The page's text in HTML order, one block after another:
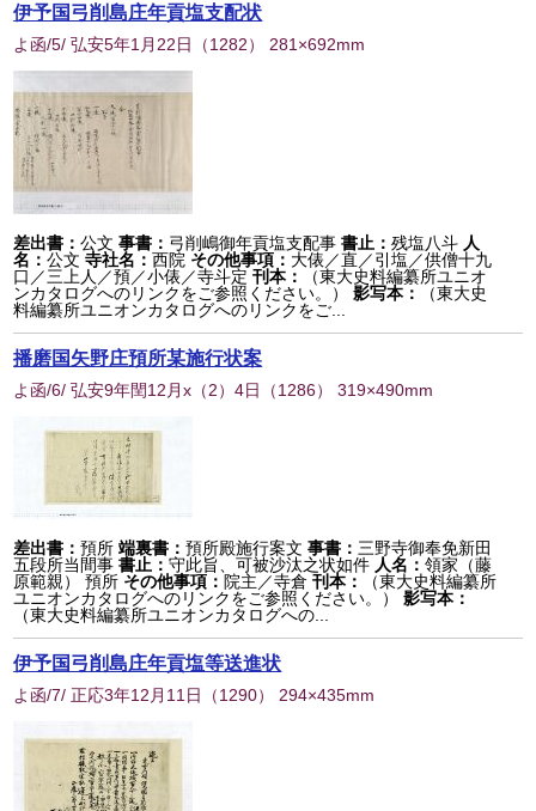
伊予国弓削島庄年貢塩支配状
よ函/5/ 弘安5年1月22日 （1282） 281×692mm
差出書：公文 事書： 弓削嶋御年貢塩支配事 書止：残塩八斗 人
名：公文 寺社名：西院 その他事項： 大俵／直／引塩／供僧十九
口／三上人／預／小俵／寺斗定 刊本：
（東大史料編纂所ユニオ
ンカタログへのリンクをご参照ください。）
影写本：
（東大史
料編纂所ユニオンカタログへのリンクをご...
播磨国矢野庄預所某施行状案
よ函/6/ 弘安9年閏12月x（2）4日 （1286） 319×490mm
差出書：預所 端裏書：預所殿施行案文 事書： 三野寺御奉免新田
五段所当間事 書止：守此旨、可被沙汰之状如件 人名：領家（藤
原範親） 預所 その他事項： 院主／寺倉 刊本：
（東大史料編纂所
ユニオンカタログへのリンクをご参照ください。）
影写本：
（東大史料編纂所ユニオンカタログへの...
伊予国弓削島庄年貢塩等送進状
よ函/7/ 正応3年12月11日 （1290） 294×435mm